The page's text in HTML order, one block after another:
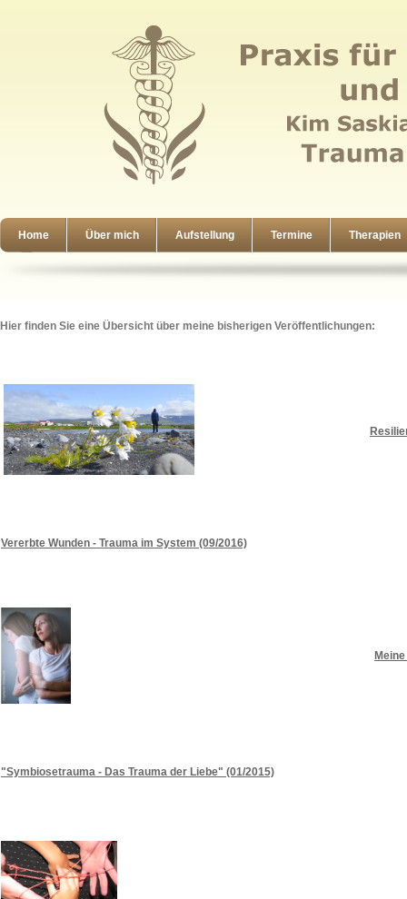
Home Über mich Aufstellung Termine Therapien
Hier finden Sie eine Übersicht über meine bisherigen Veröffentlichungen:
Vererbte Wunden - Trauma im System (09/2016)
"Symbiosetrauma - Das Trauma der Liebe" (01/2015)